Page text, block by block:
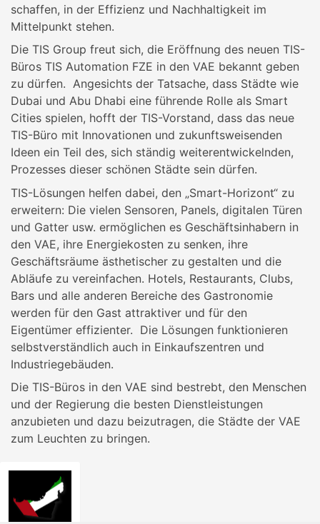
schaffen, in der Effizienz und Nachhaltigkeit im
Mittelpunkt stehen.
Die TIS Group freut sich, die Eröffnung des neuen TIS-
Büros TIS Automation FZE in den VAE bekannt geben
zu dürfen. Angesichts der Tatsache, dass Städte wie
Dubai und Abu Dhabi eine führende Rolle als Smart
Cities spielen, hofft der TIS-Vorstand, dass das neue
TIS-Büro mit Innovationen und zukunftsweisenden
Ideen ein Teil des, sich ständig weiterentwickelnden,
Prozesses dieser schönen Städte sein dürfen.
TIS-Lösungen helfen dabei, den „Smart-Horizont“ zu
erweitern: Die vielen Sensoren, Panels, digitalen Türen
und Gatter usw. ermöglichen es Geschäftsinhabern in
den VAE, ihre Energiekosten zu senken, ihre
Geschäftsräume ästhetischer zu gestalten und die
Abläufe zu vereinfachen. Hotels, Restaurants, Clubs,
Bars und alle anderen Bereiche des Gastronomie
werden für den Gast attraktiver und für den
Eigentümer effizienter. Die Lösungen funktionieren
selbstverständlich auch in Einkaufszentren und
Industriegebäuden.
Die TIS-Büros in den VAE sind bestrebt, den Menschen
und der Regierung die besten Dienstleistungen
anzubieten und dazu beizutragen, die Städte der VAE
zum Leuchten zu bringen.